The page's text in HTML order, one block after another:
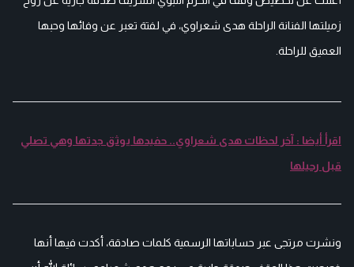
زميلتها الفنانة الراحلة هدى شعراوي، في لفتة تعبر عن وفائها وحبها
العميق للراحلة.
اقرأ أيضا : آخر لحظات هدى شعراوي.. حفيدها يوثق جدتها وهي تصلي
قبل رحيلها
ونشرت مرتجى عبر حساباتها الرسمية كلمات صادقة، أكدت فيها أنها